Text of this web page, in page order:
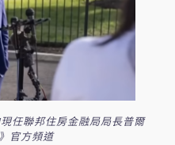
任聯邦住房金融局局長普爾
官方頻道